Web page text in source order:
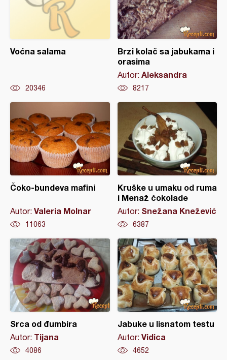
Voćna salama
20346
Brzi kolač sa jabukama i
orasima
Autor: Aleksandra
8217
Čoko-bundeva mafini
Autor: Valeria Molnar
11063
Kruške u umaku od ruma
i Menaž čokolade
Autor: Snežana Knežević
6387
Srca od đumbira
Autor: Tijana
4086
Jabuke u lisnatom testu
Autor: Vidica
4652